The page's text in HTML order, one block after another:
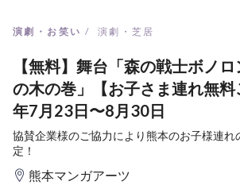
演劇・お笑い 演劇・芝居
【無料】舞台「森の戦士ボノ
の木の巻」【お子さま連れ無
年7月23日〜8月30日
協賛企業様のご協力により熊本のお子様連れ
定！
熊本マンガアーツ